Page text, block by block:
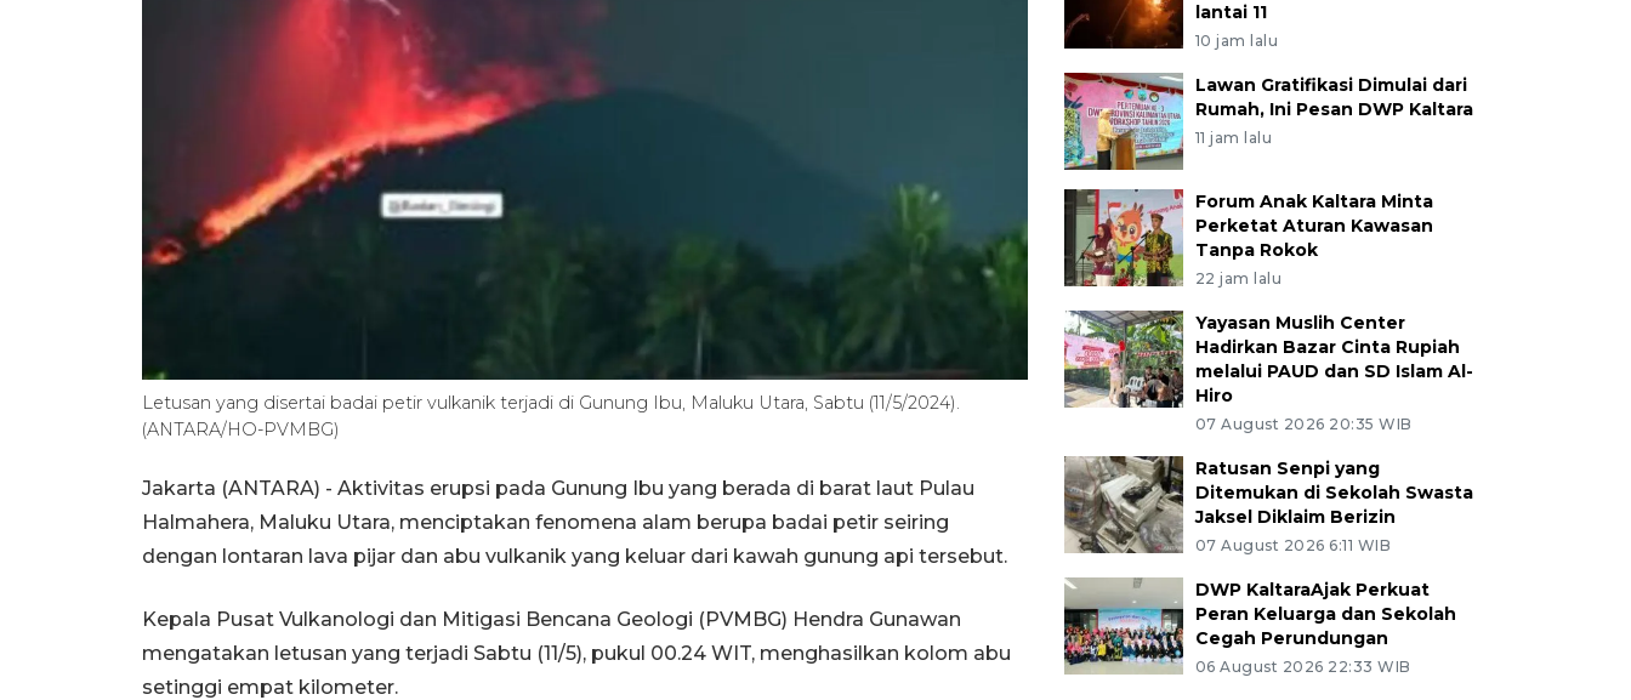
Letusan yang disertai badai petir vulkanik terjadi di Gunung Ibu, Maluku Utara, Sabtu (11/5/2024).
(ANTARA/HO-PVMBG)
Jakarta (ANTARA) - Aktivitas erupsi pada Gunung Ibu yang berada di barat laut Pulau
Halmahera, Maluku Utara, menciptakan fenomena alam berupa badai petir seiring
dengan lontaran lava pijar dan abu vulkanik yang keluar dari kawah gunung api tersebut.
Kepala Pusat Vulkanologi dan Mitigasi Bencana Geologi (PVMBG) Hendra Gunawan
mengatakan letusan yang terjadi Sabtu (11/5), pukul 00.24 WIT, menghasilkan kolom abu
setinggi empat kilometer.
lantai 11
10 jam lalu
Lawan Gratifikasi Dimulai dari
Rumah, Ini Pesan DWP Kaltara
11 jam lalu
Forum Anak Kaltara Minta
Perketat Aturan Kawasan
Tanpa Rokok
22 jam lalu
Yayasan Muslih Center
Hadirkan Bazar Cinta Rupiah
melalui PAUD dan SD Islam Al-
Hiro
07 August 2026 20:35 WIB
Ratusan Senpi yang
Ditemukan di Sekolah Swasta
Jaksel Diklaim Berizin
07 August 2026 6:11 WIB
DWP KaltaraAjak Perkuat
Peran Keluarga dan Sekolah
Cegah Perundungan
06 August 2026 22:33 WIB